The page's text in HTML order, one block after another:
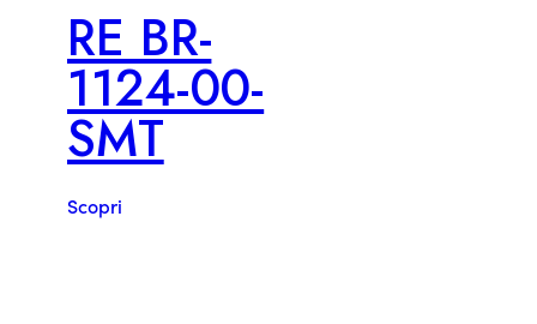
RE BR-
1124-00-
SMT
Scopri